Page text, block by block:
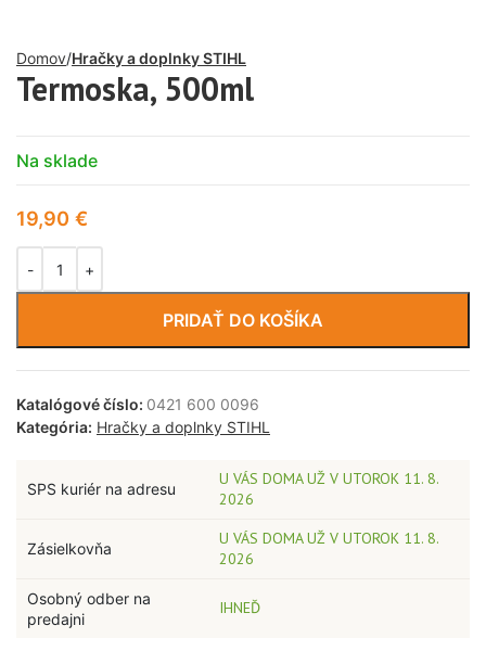
Domov Hračky a doplnky STIHL
Termoska, 500ml
Na sklade
19,90 €
PRIDAŤ DO KOŠÍKA
Katalógové číslo: 0421 600 0096
Kategória: Hračky a doplnky STIHL
SPS kuriér na adresu
U VÁS DOMA UŽ V UTOROK 11. 8.
2026
Zásielkovňa
U VÁS DOMA UŽ V UTOROK 11. 8.
2026
Osobný odber na
predajni
IHNEĎ